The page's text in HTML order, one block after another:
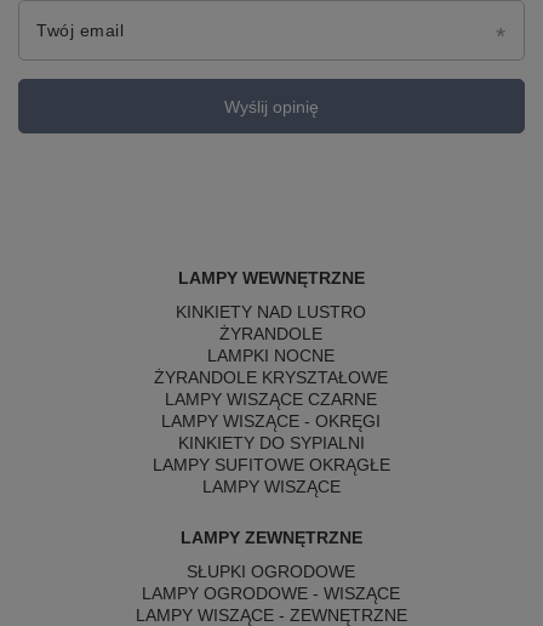
Twój email
Wyślij opinię
LAMPY WEWNĘTRZNE
KINKIETY NAD LUSTRO
ŻYRANDOLE
LAMPKI NOCNE
ŻYRANDOLE KRYSZTAŁOWE
LAMPY WISZĄCE CZARNE
LAMPY WISZĄCE - OKRĘGI
KINKIETY DO SYPIALNI
LAMPY SUFITOWE OKRĄGŁE
LAMPY WISZĄCE
LAMPY ZEWNĘTRZNE
SŁUPKI OGRODOWE
LAMPY OGRODOWE - WISZĄCE
LAMPY WISZĄCE - ZEWNĘTRZNE